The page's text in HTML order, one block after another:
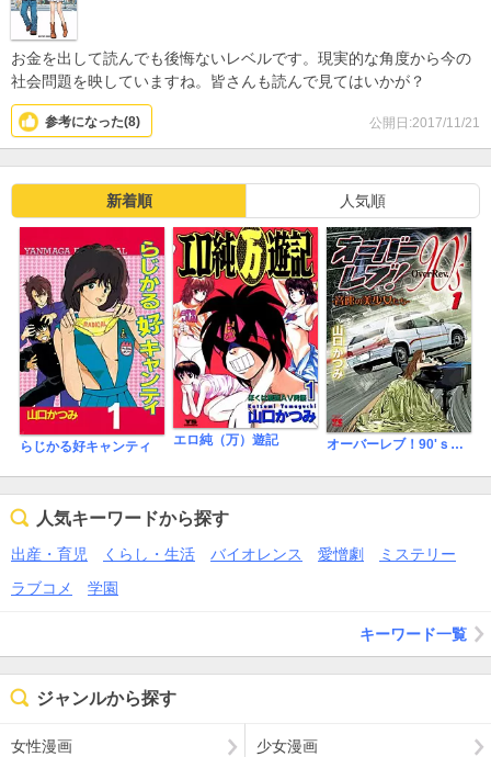
お金を出して読んでも後悔ないレベルです。現実的な角度から今の
社会問題を映していますね。皆さんも読んで見てはいかが？
公開日:2017/11/21
参考になった(8)
新着順 人気順
らじかる好キャンティ エロ純（万）遊記 オーバーレブ！90'ｓ―音速の美少女たち―
人気キーワードから探す
出産・育児 くらし・生活 バイオレンス 愛憎劇
ミステリー
ラブコメ
学園
キーワード一覧
ジャンルから探す
女性漫画 少女漫画